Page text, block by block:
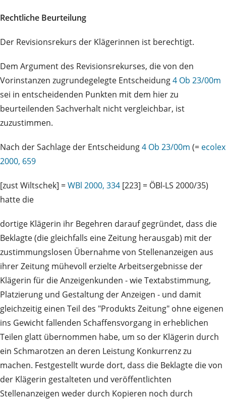
Rechtliche Beurteilung
Der Revisionsrekurs der Klägerinnen ist berechtigt.
Dem Argument des Revisionsrekurses, die von den
Vorinstanzen zugrundegelegte Entscheidung4 Ob 23/00m
sei in entscheidenden Punkten mit dem hier zu
beurteilenden Sachverhalt nicht vergleichbar, ist
zuzustimmen.
Nach der Sachlage der Entscheidung4 Ob 23/00m (= ecolex
2000, 659
[zust Wiltschek] =WBl 2000, 334 [223] = ÖBl-LS 2000/35)
hatte die
dortige Klägerin ihr Begehren darauf gegründet, dass die
Beklagte (die gleichfalls eine Zeitung herausgab) mit der
zustimmungslosen Übernahme von Stellenanzeigen aus
ihrer Zeitung mühevoll erzielte Arbeitsergebnisse der
Klägerin für die Anzeigenkunden - wie Textabstimmung,
Platzierung und Gestaltung der Anzeigen - und damit
gleichzeitig einen Teil des "Produkts Zeitung" ohne eigenen
ins Gewicht fallenden Schaffensvorgang in erheblichen
Teilen glatt übernommen habe, um so der Klägerin durch
ein Schmarotzen an deren Leistung Konkurrenz zu
machen. Festgestellt wurde dort, dass die Beklagte die von
der Klägerin gestalteten und veröffentlichten
Stellenanzeigen weder durch Kopieren noch durch